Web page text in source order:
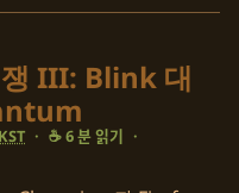
III: Blink 대
KST · ☕ 6 분 읽기 ·